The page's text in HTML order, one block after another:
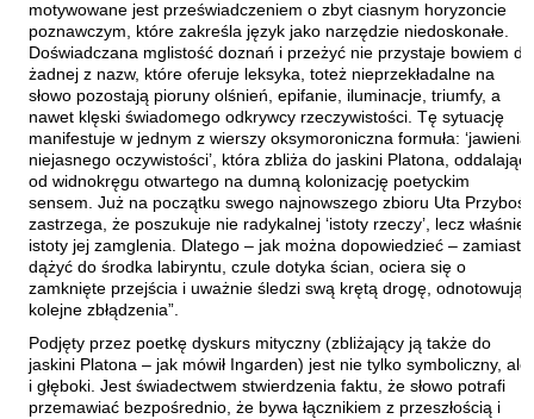
Tomicki Grzegorz
Towiańska-Michalska Maria
Trusewicz Michał
Turczyński Andrzej
Twardochleb Bogdan
Ulman Anatol
Wacławiec Krzysztof
Walczak Emilia
Waligórska Zuzanna
Waligórski Miłosz
Waniek Henryk
Warchoł Marek
motywowane jest przeświadczeniem o zbyt ciasnym horyzoncie
poznawczym, które zakreśla język jako narzędzie niedoskonałe.
Doświadczana mglistość doznań i przeżyć nie przystaje bowiem do
żadnej z nazw, które oferuje leksyka, toteż nieprzekładalne na
słowo pozostają pioruny olśnień, epifanie, iluminacje, triumfy, a
nawet klęski świadomego odkrywcy rzeczywistości. Tę sytuację
manifestuje w jednym z wierszy oksymoroniczna formuła: ‘jawienia
niejasnego oczywistości’, która zbliża do jaskini Platona, oddalając
od widnokręgu otwartego na dumną kolonizację poetyckim
sensem. Już na początku swego najnowszego zbioru Uta Przyboś
zastrzega, że poszukuje nie radykalnej ‘istoty rzeczy’, lecz właśnie
istoty jej zamglenia. Dlatego – jak można dopowiedzieć – zamiast
dążyć do środka labiryntu, czule dotyka ścian, ociera się o
zamknięte przejścia i uważnie śledzi swą krętą drogę, odnotowując
kolejne zbłądzenia”.
Podjęty przez poetkę dyskurs mityczny (zbliżający ją także do
jaskini Platona – jak mówił Ingarden) jest nie tylko symboliczny, ale
i głęboki. Jest świadectwem stwierdzenia faktu, że słowo potrafi
przemawiać bezpośrednio, że bywa łącznikiem z przeszłością i